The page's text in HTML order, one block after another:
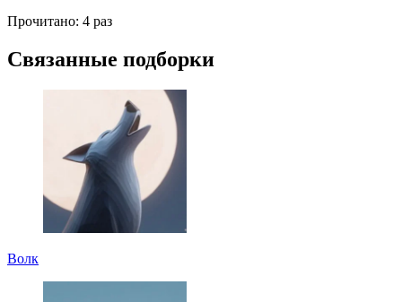
Прочитано: 4 раз
Связанные подборки
Волк